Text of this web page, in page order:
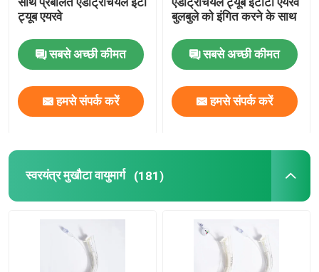
ऑरोफरीन्जियल एयरवे ट्यूब
एनेस्थेसिया डिस्पोजेबल
ट्यूब एयरवे
सबसे अच्छी कीमत
हमसे संपर्क करें
बुलबुले को इंगित करने के साथ
सबसे अच्छी कीमत
हमसे संपर्क करें
स्वरयंत्र मुखौटा वायुमार्ग (181)